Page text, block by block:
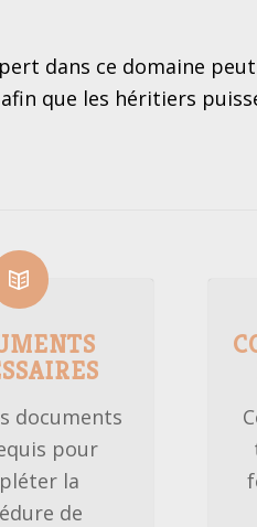
dans ce domaine
que les héritiers
documents
pour
la
de